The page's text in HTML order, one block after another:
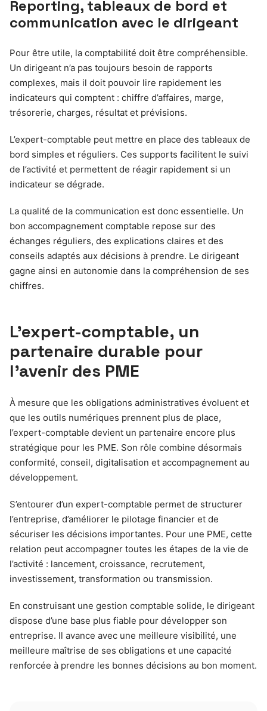
Reporting, tableaux de bord et
communication avec le dirigeant
Pour être utile, la comptabilité doit être compréhensible.
Un dirigeant n’a pas toujours besoin de rapports
complexes, mais il doit pouvoir lire rapidement les
indicateurs qui comptent : chiffre d’affaires, marge,
trésorerie, charges, résultat et prévisions.
L’expert-comptable peut mettre en place des tableaux de
bord simples et réguliers. Ces supports facilitent le suivi
de l’activité et permettent de réagir rapidement si un
indicateur se dégrade.
La qualité de la communication est donc essentielle. Un
bon accompagnement comptable repose sur des
échanges réguliers, des explications claires et des
conseils adaptés aux décisions à prendre. Le dirigeant
gagne ainsi en autonomie dans la compréhension de ses
chiffres.
L’expert-comptable, un
partenaire durable pour
l’avenir des PME
À mesure que les obligations administratives évoluent et
que les outils numériques prennent plus de place,
l’expert-comptable devient un partenaire encore plus
stratégique pour les PME. Son rôle combine désormais
conformité, conseil, digitalisation et accompagnement au
développement.
S’entourer d’un expert-comptable permet de structurer
l’entreprise, d’améliorer le pilotage financier et de
sécuriser les décisions importantes. Pour une PME, cette
relation peut accompagner toutes les étapes de la vie de
l’activité : lancement, croissance, recrutement,
investissement, transformation ou transmission.
En construisant une gestion comptable solide, le dirigeant
dispose d’une base plus fiable pour développer son
entreprise. Il avance avec une meilleure visibilité, une
meilleure maîtrise de ses obligations et une capacité
renforcée à prendre les bonnes décisions au bon moment.